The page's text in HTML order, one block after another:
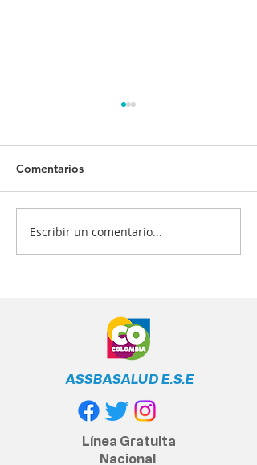
¡Tu salud es nuestra
prioridad! 💙💉
Comentarios
Escribir un comentario...
ASSBASALUD E.S.E
Línea Gratuita
Nacional